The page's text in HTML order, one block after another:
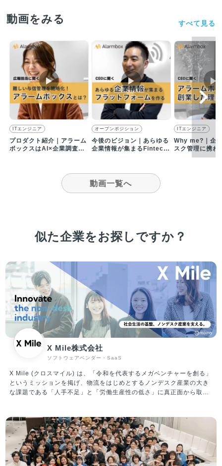
動画をみる すべて見る
▶︎
ITエンジニア
プロダクト紹介｜アラーム
ボックスはAI×企業調査の
▶︎
オープンポジション
今後のビジョン｜あらゆる
企業情報が集まるFintech
▶︎
ITエンジニア
Why me?｜企
スク管理に携わ
の、アラーム
動画一覧へ
似た企業をお探しですか？
X Mile株式会社
ソフトウェアベンダー・SaaS
X Mile (クロスマイル) は、「令和を代表するメガベンチャーを創る」
というミッションを掲げ、物流をはじめとするノンデスク産業の大き
な課題である「人手不足」と「労働生産性の低さ」に真正面から取り
事業」と「ITプラットフォーム事業」を軸に事業を推進しています。
①人材プラットフォーム事業 転職したいノンデスクワーカーと企業と
を結びつけるサービスを提供中。現在展開しているサービスは、ノン
デスク事業者向けの人材採用システム『X Work（クロスワーク）』、
物流・自動車整備・建設領域に特化したエージェントの『ドライバー